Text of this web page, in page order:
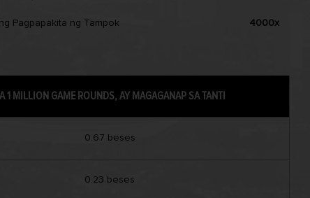
Pagpapakita ng Tampok 4000x
1 MILLION GAME ROUNDS, AY MAGAGANAP SA TANTI
0.67 beses
0.23 beses